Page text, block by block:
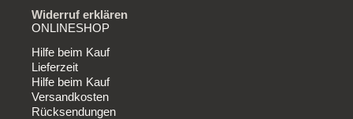
Widerruf erklären
ONLINESHOP
Hilfe beim Kauf
Lieferzeit
Hilfe beim Kauf
Versandkosten
Rücksendungen